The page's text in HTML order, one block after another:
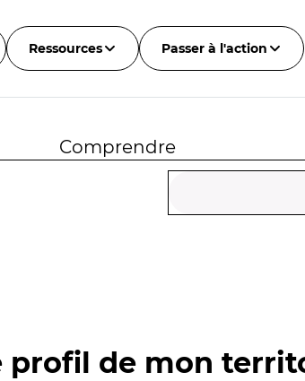
Ressources Passer à l'action
Comprendre
profil de mon